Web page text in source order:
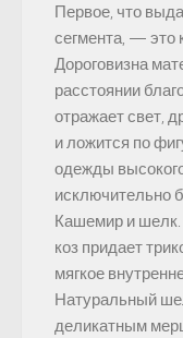
Первое, что
сегмента, — это
Дороговизна
расстоянии
отражает свет,
и ложится по
одежды
исключительно
Кашемир и шелк.
коз придает
мягкое
Натуральный
деликатным